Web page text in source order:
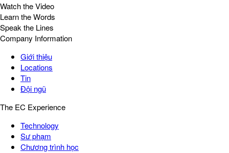
Watch the Video
Learn the Words
Speak the Lines
Company Information
Giới thiệu
Locations
Tin
Đội ngũ
The EC Experience
Technology
Sư phạm
Chương trình học